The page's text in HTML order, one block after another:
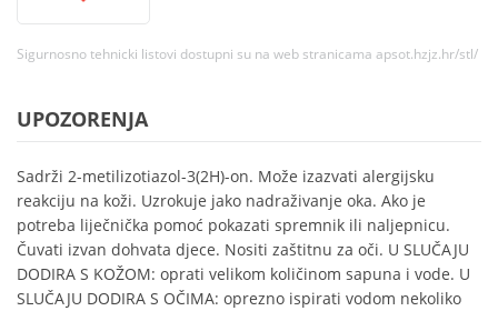
Sigurnosno tehnicki listovi dostupni su na web stranicama apsot.hzjz.hr/stl/
UPOZORENJA
Sadrži 2-metilizotiazol-3(2H)-on. Može izazvati alergijsku
reakciju na koži. Uzrokuje jako nadraživanje oka. Ako je
potreba liječnička pomoć pokazati spremnik ili naljepnicu.
Čuvati izvan dohvata djece. Nositi zaštitnu za oči. U SLUČAJU
DODIRA S KOŽOM: oprati velikom količinom sapuna i vode. U
SLUČAJU DODIRA S OČIMA: oprezno ispirati vodom nekoliko